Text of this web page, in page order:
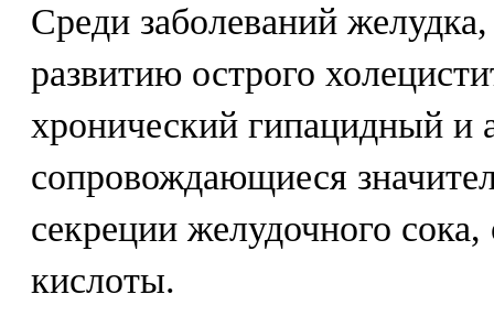
Среди заболеваний
развитию острого
хронический гипацидный и
сопровождающиеся
секреции желудочного
кислоты.